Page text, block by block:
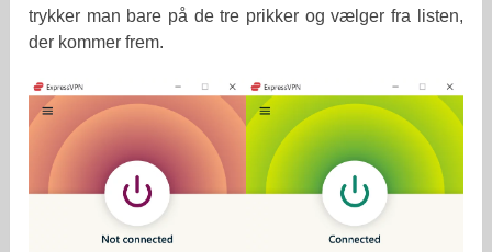
trykker man bare på de tre prikker og vælger fra listen,
der kommer frem.